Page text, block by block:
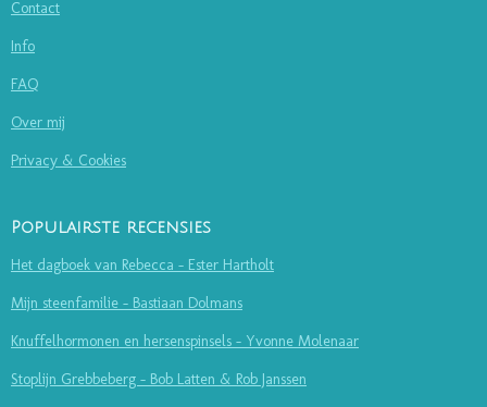
Contact
Info
FAQ
Over mij
Privacy & Cookies
Populairste recensies
Het dagboek van Rebecca - Ester Hartholt
Mijn steenfamilie - Bastiaan Dolmans
Knuffelhormonen en hersenspinsels - Yvonne Molenaar
Stoplijn Grebbeberg - Bob Latten & Rob Janssen